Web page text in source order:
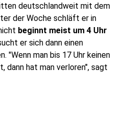
deutschlandweit mit dem
der Woche schläft er in
beginnt meist um 4 Uhr
er sich dann einen
"Wenn man bis 17 Uhr keinen
dann hat man verloren", sagt